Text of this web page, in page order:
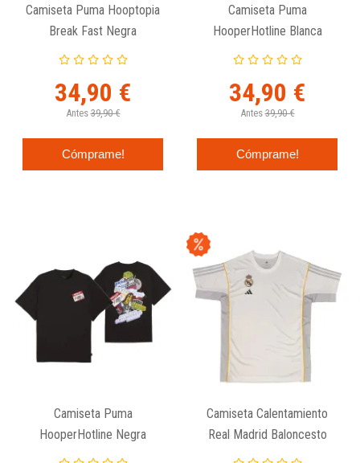
Camiseta Puma Hooptopia
Break Fast Negra
34,90 €
Antes 39,90 €
Cómprame!
Camiseta Puma
HooperHotline Blanca
34,90 €
Antes 39,90 €
Cómprame!
Camiseta Puma
HooperHotline Negra
Camiseta Calentamiento
Real Madrid Baloncesto
Adidas 2025 / 26